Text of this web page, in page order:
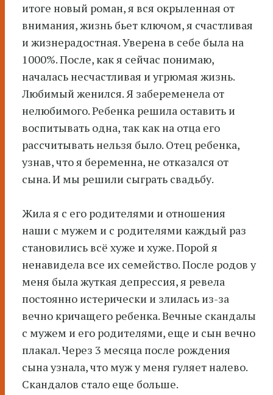
итоге новый роман, я вся окрыленная от
внимания, жизнь бьет ключом, я счастливая
и жизнерадостная. Уверена в себе была на
1000%. После, как я сейчас понимаю,
началась несчастливая и угрюмая жизнь.
Любимый женился. Я забеременела от
нелюбимого. Ребенка решила оставить и
воспитывать одна, так как на отца его
рассчитывать нельзя было. Отец ребенка,
узнав, что я беременна, не отказался от
сына. И мы решили сыграть свадьбу.
Жила я с его родителями и отношения
наши с мужем и с родителями каждый раз
становились всё хуже и хуже. Порой я
ненавидела все их семейство. После родов у
меня была жуткая депрессия, я ревела
постоянно истерически и злилась из-за
вечно кричащего ребенка. Вечные скандалы
с мужем и его родителями, еще и сын вечно
плакал. Через 3 месяца после рождения
сына узнала, что муж у меня гуляет налево.
Скандалов стало еще больше.